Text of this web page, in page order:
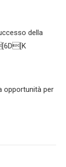
della
opportunità per